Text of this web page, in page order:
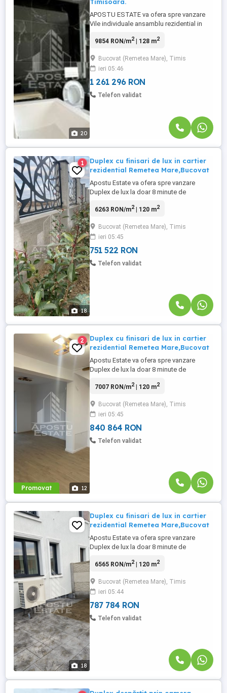
20
APOSTU ESTATE va ofera spre vanzare
Vile individuale ansamblu rezidential in
Constructie nouaregim de inaltime
Compartimentare:hol de acces,3
dormitoare,living,bucatarie inchisa,3 bai, 1
dressing,1 camara,1 terasa 24mp,2
9854 RON/m2| 128 m2
Bucovat (Remetea Mare), Timis
ieri 05:46
1 261 296 RON
Telefon validat
18
1
Duplex cu finisari de lux in cartier
rezidential Remetea Mare,Bucovat
Apostu Estate va ofera spre vanzare
Duplex de lux la doar 8 minute de
de inaltime P+M ,avand o suprafata utila
zona rezidentiala retrasa de agitatia si
traficul urban,beneficiind de Padurea
Bistra si raul Bega in apropiere.
6263 RON/m2| 120 m2
Bucovat (Remetea Mare), Timis
ieri 05:45
751 522 RON
Telefon validat
Promovat 12
2
Duplex cu finisari de lux in cartier
rezidential Remetea Mare,Bucovat
Apostu Estate va ofera spre vanzare
Duplex de lux la doar 8 minute de
de inaltime P+M ,avand o suprafata utila
zona rezidentiala retrasa de agitatia si
traficul urban,beneficiind de Padurea
Bistra si raul Bega in apropiere.
7007 RON/m2| 120 m2
Bucovat (Remetea Mare), Timis
ieri 05:45
840 864 RON
Telefon validat
18
Duplex cu finisari de lux in cartier
rezidential Remetea Mare,Bucovat
Apostu Estate va ofera spre vanzare
Duplex de lux la doar 8 minute de
de inaltime P+M ,avand o suprafata utila
zona rezidentiala retrasa de agitatia si
traficul urban,beneficiind de Padurea
Bistra si raul Bega in apropiere.
6565 RON/m2| 120 m2
Bucovat (Remetea Mare), Timis
ieri 05:44
787 784 RON
Telefon validat